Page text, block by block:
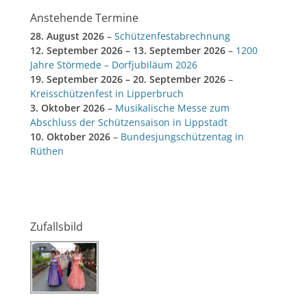
Anstehende Termine
28. August 2026 – Schützenfestabrechnung
12. September 2026 – 13. September 2026 – 1200
Jahre Störmede – Dorfjubiläum 2026
19. September 2026 – 20. September 2026 –
Kreisschützenfest in Lipperbruch
3. Oktober 2026 – Musikalische Messe zum
Abschluss der Schützensaison in Lippstadt
10. Oktober 2026 – Bundesjungschützentag in
Rüthen
Zufallsbild